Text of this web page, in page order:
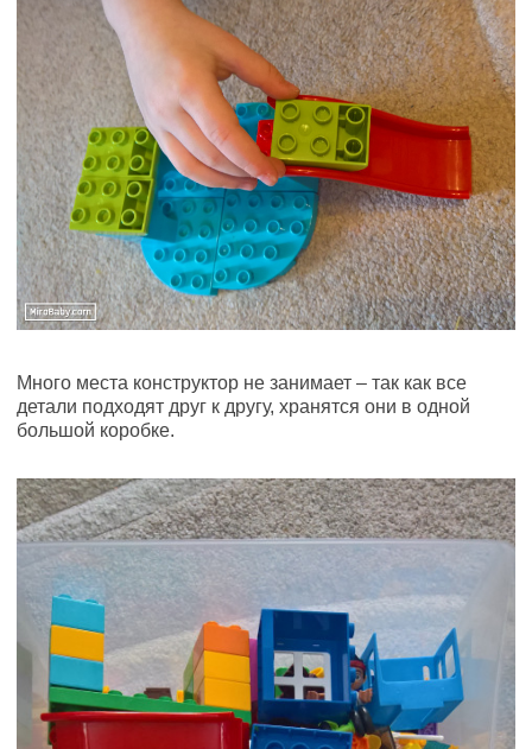
Много места конструктор не занимает – так как все
детали подходят друг к другу, хранятся они в одной
большой коробке.